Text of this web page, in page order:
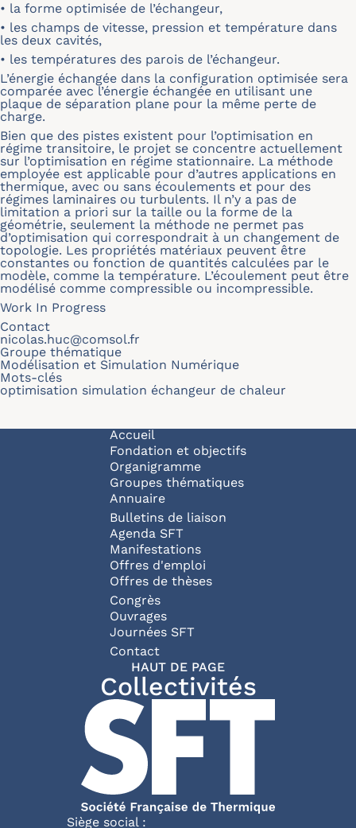
• la forme optimisée de l’échangeur,
• les champs de vitesse, pression et température dans
les deux cavités,
• les températures des parois de l’échangeur.
L’énergie échangée dans la configuration optimisée sera
comparée avec l’énergie échangée en utilisant une
plaque de séparation plane pour la même perte de
charge.
Bien que des pistes existent pour l’optimisation en
régime transitoire, le projet se concentre actuellement
sur l’optimisation en régime stationnaire. La méthode
employée est applicable pour d’autres applications en
thermique, avec ou sans écoulements et pour des
régimes laminaires ou turbulents. Il n’y a pas de
limitation a priori sur la taille ou la forme de la
géométrie, seulement la méthode ne permet pas
d’optimisation qui correspondrait à un changement de
topologie. Les propriétés matériaux peuvent être
constantes ou fonction de quantités calculées par le
modèle, comme la température. L’écoulement peut être
modélisé comme compressible ou incompressible.
Work In Progress
Contact
nicolas.huc@comsol.fr
Groupe thématique
Modélisation et Simulation Numérique
Mots-clés
optimisation simulation échangeur de chaleur
Navigation principale
Accueil
Fondation et objectifs
Organigramme
Groupes thématiques
Annuaire
Bulletins de liaison
Agenda SFT
Manifestations
Offres d'emploi
Offres de thèses
Congrès
Ouvrages
Journées SFT
Pied de page
Contact
HAUT DE PAGE
Collectivités
Siège social :